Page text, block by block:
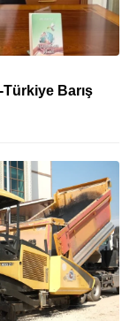
Türkiye Barış